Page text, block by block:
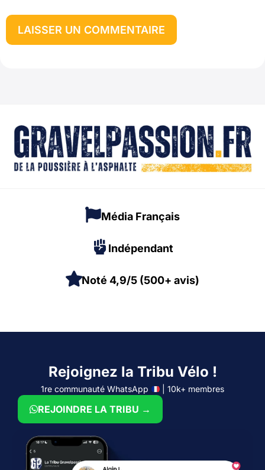
Média Français
Indépendant
Noté 4,9/5 (500+ avis)
Rejoignez la Tribu Vélo !
1re communauté WhatsApp | 10k+ membres
REJOINDRE LA TRIBU →